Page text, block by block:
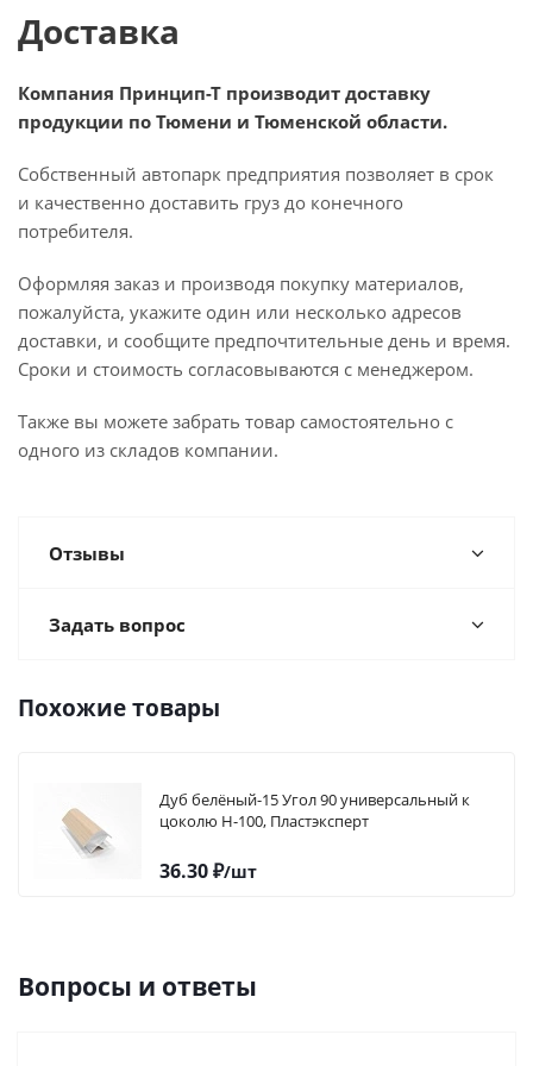
Доставка
Компания Принцип-Т производит доставку
продукции по Тюмени и Тюменской области.
Собственный автопарк предприятия позволяет в срок
и качественно доставить груз до конечного
потребителя.
Оформляя заказ и производя покупку материалов,
пожалуйста, укажите один или несколько адресов
доставки, и сообщите предпочтительные день и время.
Сроки и стоимость согласовываются с менеджером.
Также вы можете забрать товар самостоятельно с
одного из складов компании.
Отзывы
Задать вопрос
Похожие товары
Дуб белёный-15 Угол 90 универсальный к
цоколю Н-100, Пластэксперт
36.30₽/шт
Вопросы и ответы